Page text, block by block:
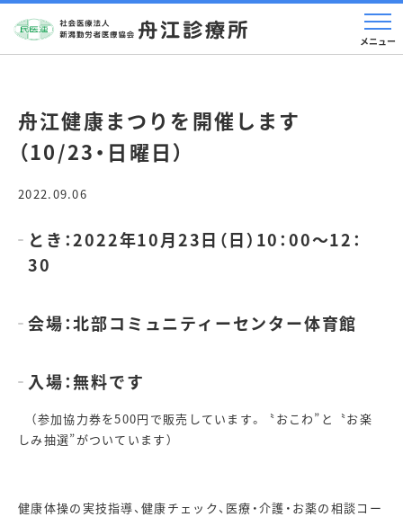
舟江健康まつりを開催します
（10/23・日曜日）
2022.09.06
とき：2022年10月23日（日）10：00～12：
30
会場：北部コミュニティーセンター体育館
入場：無料です
（参加協力券を500円で販売しています。〝おこわ”と〝お楽
しみ抽選”がついています）
健康体操の実技指導、健康チェック、医療・介護・お薬の相談コー